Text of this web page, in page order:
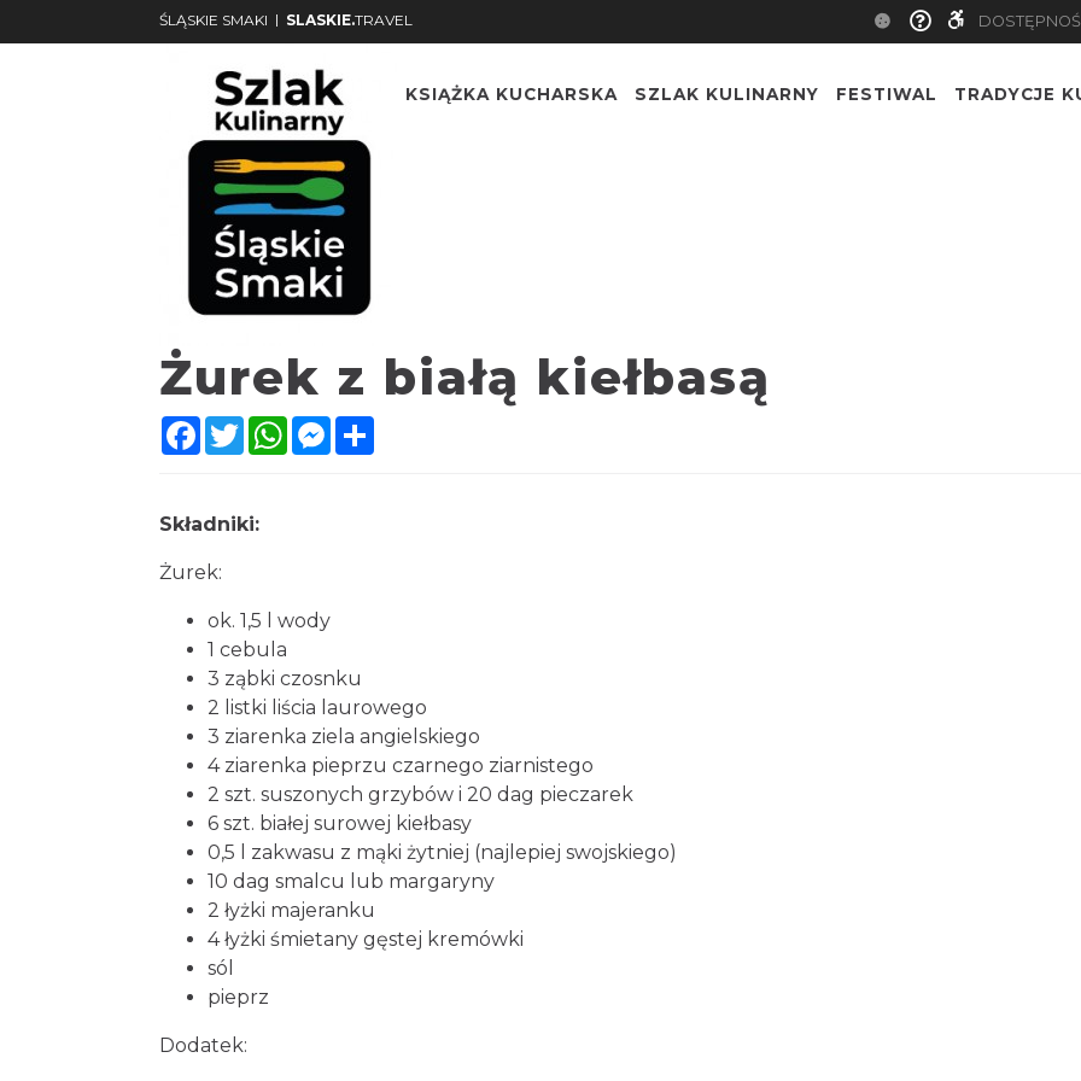
ŚLĄSKIE SMAKI | SLASKIE.TRAVEL
KSIĄŻKA KUCHARSKA SZLAK KULINARNY FESTIWAL TRADYCJE
Żurek z białą kiełbasą
Facebook
TwitterWhatsAppMessenger
Składniki:
Żurek:
ok. 1,5 l wody
1 cebula
3 ząbki czosnku
2 listki liścia laurowego
3 ziarenka ziela angielskiego
4 ziarenka pieprzu czarnego ziarnistego
2 szt. suszonych grzybów i 20 dag pieczarek
6 szt. białej surowej kiełbasy
0,5 l zakwasu z mąki żytniej (najlepiej swojskiego)
10 dag smalcu lub margaryny
2 łyżki majeranku
4 łyżki śmietany gęstej kremówki
sól
pieprz
Dodatek: